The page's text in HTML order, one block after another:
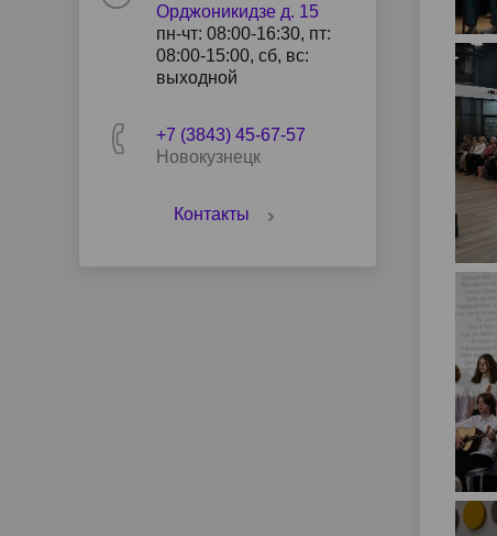
Орджоникидзе д. 15
пн-чт: 08:00-16:30, пт:
08:00-15:00, сб, вс:
выходной
+7 (3843) 45-67-57
Новокузнецк
Контакты